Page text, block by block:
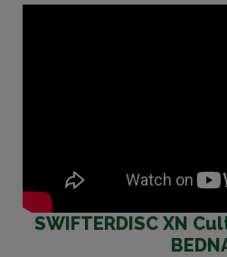
SWIFTERDISC XN